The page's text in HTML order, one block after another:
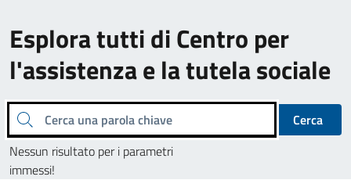
Esplora tutti di Centro per
l'assistenza e la tutela sociale
Cerca una parola chiave
Cerca
Nessun risultato per i parametri
immessi!